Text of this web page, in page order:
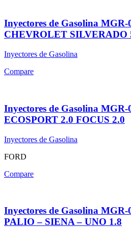
Inyectores de Gasolina MGR-
CHEVROLET SILVERADO
Inyectores de Gasolina
Compare
Inyectores de Gasolina
ECOSPORT 2.0 FOCUS 2.0
Inyectores de Gasolina
FORD
Compare
Inyectores de Gasolina
PALIO – SIENA – UNO 1.8